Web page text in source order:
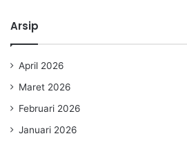
Arsip
April 2026
Maret 2026
Februari 2026
Januari 2026